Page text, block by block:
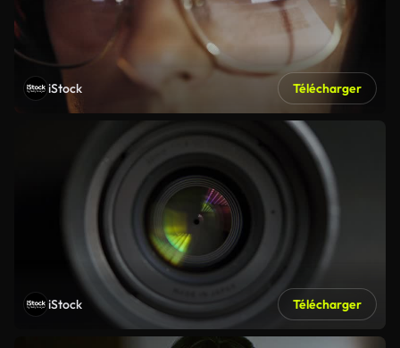
iStock Télécharger
iStock Télécharger